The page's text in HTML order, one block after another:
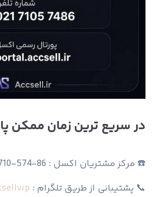
در سریع ترین زمان ممکن
☎️ مرکز مشتریان اکسل : 86-574-710-021
📞 پشتیبانی از طریق تلگرام :